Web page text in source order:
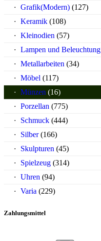
Grafik(Modern) (127)
Keramik (108)
Kleinodien (57)
Lampen und Beleuchtung
Metallarbeiten (34)
Möbel (117)
Münzen (16)
Porzellan (775)
Schmuck (444)
Silber (166)
Skulpturen (45)
Spielzeug (314)
Uhren (94)
Varia (229)
Zahlungsmittel